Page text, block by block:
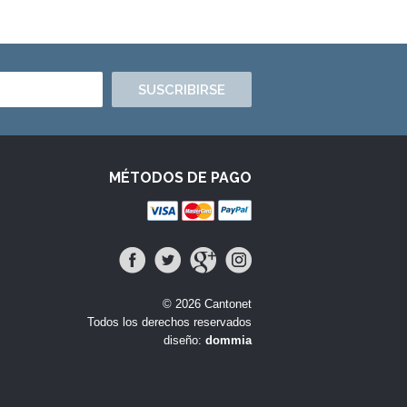
SUSCRIBIRSE
MÉTODOS DE PAGO
© 2026 Cantonet
Todos los derechos reservados
diseño: dommia